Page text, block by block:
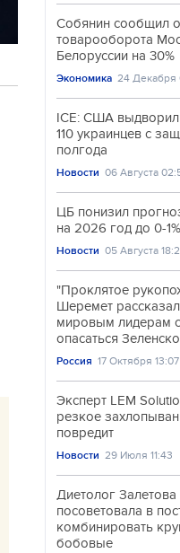
Собянин сообщил
товарооборота
Белоруссии на 30%
Экономика 24 Декабря
ICE: США
110 украинцев с
полгода
Новости 06 Августа
ЦБ понизил
на 2026 год до 0-1%
Новости 05 Августа
"Проклятое
Шеремет
мировым лидерам
опасаться
Россия 17 Октября 13:07
Эксперт LEM
резкое
повредит
Новости 29 Июля 11:43
Диетолог Залетова
посоветовала в
комбинировать
бобовые